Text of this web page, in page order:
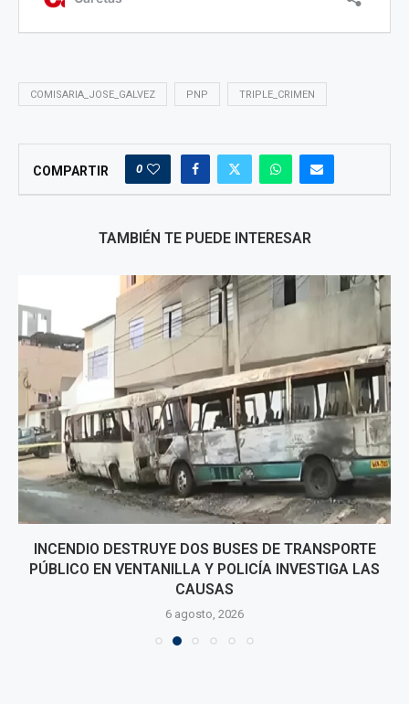
COMISARIA_JOSE_GALVEZ PNP TRIPLE_CRIMEN
COMPARTIR 0
TAMBIÉN TE PUEDE INTERESAR
INCENDIO DESTRUYE DOS BUSES DE TRANSPORTE
PÚBLICO EN VENTANILLA Y POLICÍA INVESTIGA LAS
CAUSAS
6 agosto, 2026